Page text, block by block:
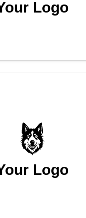
Logo
Logo